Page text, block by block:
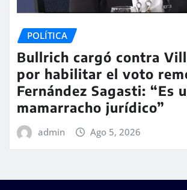
POLÍTICA
Bullrich cargó contra
por habilitar el voto
Fernández Sagasti: “Es
mamarracho jurídico”
admin Ago 5, 2026